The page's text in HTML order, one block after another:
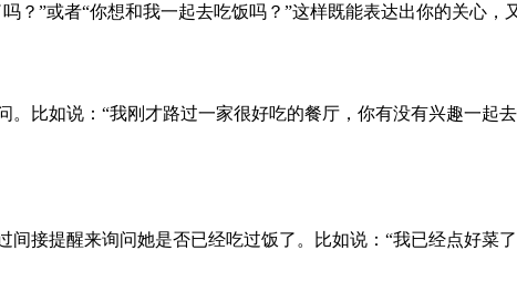
？”或者“你想和我一起去吃饭吗？”这样既能表达出你的关心，
比如说：“我刚才路过一家很好吃的餐厅，你有没有兴趣一起
接提醒来询问她是否已经吃过饭了。比如说：“我已经点好菜